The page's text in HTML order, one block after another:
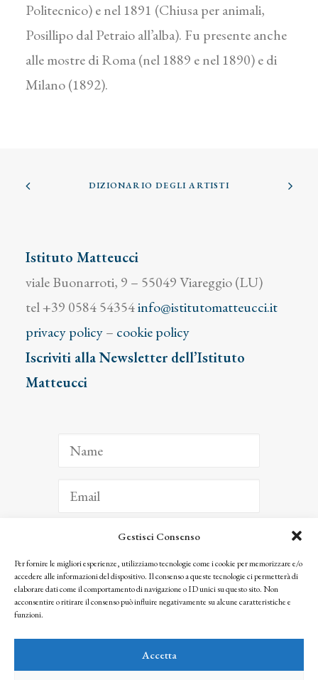
Gestisci Consenso
Per fornire le migliori esperienze, utilizziamo tecnologie come i cookie per memorizzare e/o
accedere alle informazioni del dispositivo. Il consenso a queste tecnologie ci permetterà di
elaborare dati come il comportamento di navigazione o ID unici su questo sito. Non
acconsentire o ritirare il consenso può influire negativamente su alcune caratteristiche e
funzioni.
Accetta
Politecnico) e nel 1891 (Chiusa per animali,
Posillipo dal Petraio all’alba). Fu presente anche
alle mostre di Roma (nel 1889 e nel 1890) e di
Milano (1892).
DIZIONARIO DEGLI ARTISTI
Istituto Matteucci
viale Buonarroti, 9 – 55049 Viareggio (LU)
tel +39 0584 54354info@istitutomatteucci.it
privacy policy– cookie policy
Iscriviti alla Newsletter dell’Istituto
Matteucci
ISCRIVITI
Facendo clic per iscriverti, riconosci che le tue informazioni saranno trattate
seguendo la nostra Privacy Policy
© 2025 Istituto Matteucci. All right reserved
l’autorizzazione scritta dei proprietari dei diritti e dell’Istituto Matteucci